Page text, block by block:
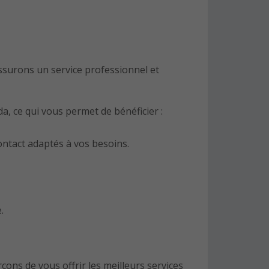
un service professionnel et
ce qui vous permet de bénéficier :
adaptés à vos besoins.
de vous offrir les meilleurs services